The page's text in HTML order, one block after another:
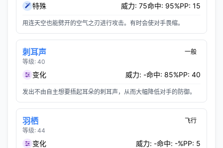
特殊 威力: 75命中: 95%PP: 15
用连天空也能劈开的空气之刃进行攻击。有时会使对手畏缩。
刺耳声
等级: 40
一般
变化 威力: -命中: 85%PP: 40
发出不由自主想要捂起耳朵的刺耳声，从而大幅降低对手的防御。
羽栖
等级: 44
飞行
变化 威力: -命中: -%PP: 5